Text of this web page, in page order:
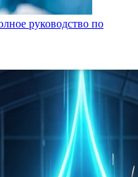
руководство по